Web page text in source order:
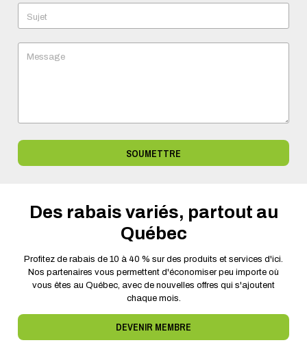
Sujet
Message
SOUMETTRE
Des rabais variés, partout au
Québec
Profitez de rabais de 10 à 40 % sur des produits et services d'ici.
Nos partenaires vous permettent d'économiser peu importe où
vous êtes au Québec, avec de nouvelles offres qui s'ajoutent
chaque mois.
DEVENIR MEMBRE